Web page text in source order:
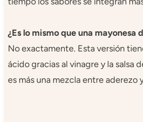
¿Es lo mismo que una mayonesa
No exactamente. Esta versión
ácido gracias al vinagre y la salsa
es más una mezcla entre aderezo